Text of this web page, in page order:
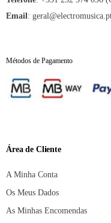
Email :
Métodos de Pagamento
Área de Cliente
A Minha Conta
Os Meus Dados
As Minhas Encomendas